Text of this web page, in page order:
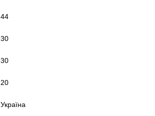
44
30
30
20
Україна